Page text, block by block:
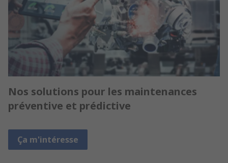
Nos solutions pour les maintenances
préventive et prédictive
Ça m'intéresse